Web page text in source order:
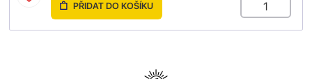
PŘIDAT DO KOŠÍKU